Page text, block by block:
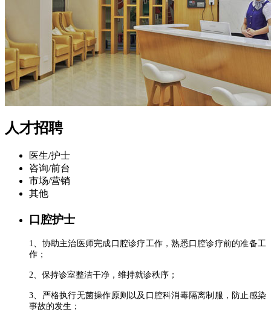
人才招聘
医生/护士
咨询/前台
市场/营销
其他
口腔护士
1、协助主治医师完成口腔诊疗工作，熟悉口腔诊疗前的准备工
作；
2、保持诊室整洁干净，维持就诊秩序；
3、严格执行无菌操作原则以及口腔科消毒隔离制服，防止感染
事故的发生；